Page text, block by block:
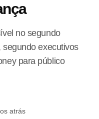
no segundo
executivos
para público
atrás